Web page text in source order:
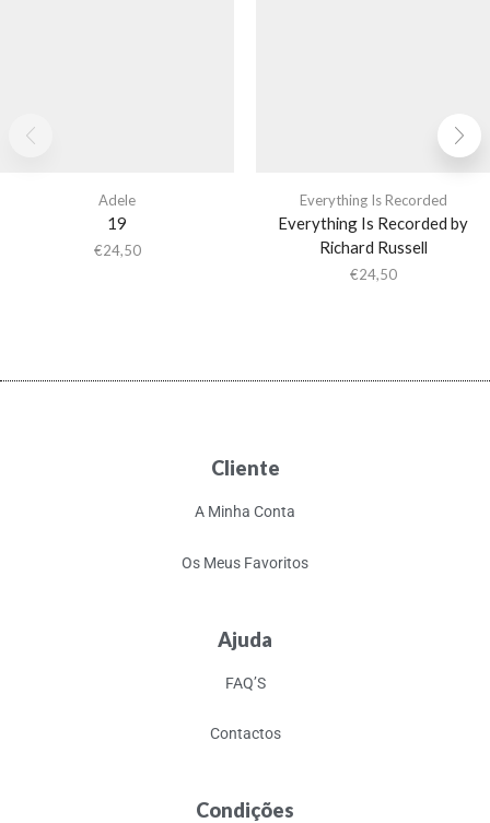
Adele
19
€24,50
Everything Is Recorded
Everything Is Recorded by
Richard Russell
€24,50
Cliente
A Minha Conta
Os Meus Favoritos
Ajuda
FAQ’S
Contactos
Condições